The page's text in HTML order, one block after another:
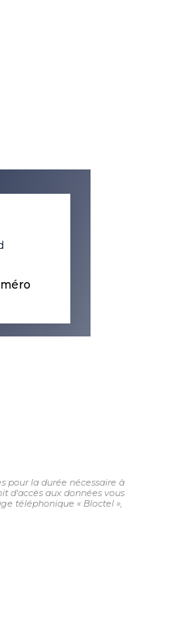
pour la durée nécessaire à
d'accès aux données vous
téléphonique « Bloctel »,